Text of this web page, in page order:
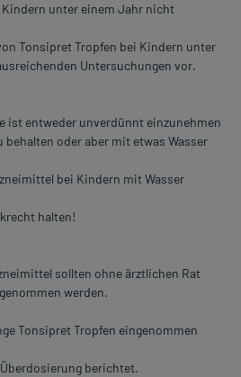
unter einem Jahr nicht
Tonsipret Tropfen bei Kindern unter
Untersuchungen vor.
ist entweder unverdünnt einzunehmen
behalten oder aber mit etwas Wasser
bei Kindern mit Wasser
halten!
sollten ohne ärztlichen Rat
werden.
Tonsipret Tropfen eingenommen
berichtet.